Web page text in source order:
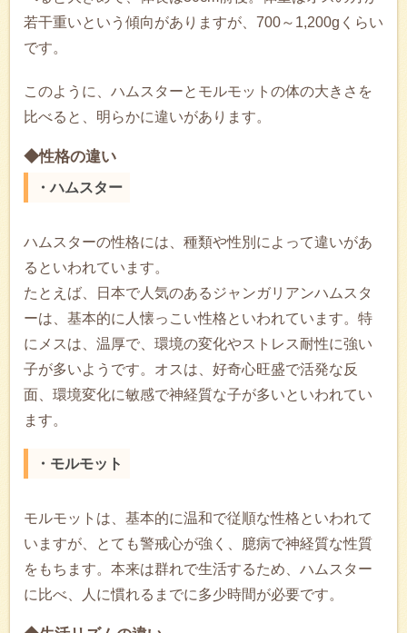
若干重いという傾向がありますが、700～1,200gくらい
です。
このように、ハムスターとモルモットの体の大きさを
比べると、明らかに違いがあります。
◆性格の違い
・ハムスター
ハムスターの性格には、種類や性別によって違いがあ
るといわれています。
たとえば、日本で人気のあるジャンガリアンハムスタ
ーは、基本的に人懐っこい性格といわれています。特
にメスは、温厚で、環境の変化やストレス耐性に強い
子が多いようです。オスは、好奇心旺盛で活発な反
面、環境変化に敏感で神経質な子が多いといわれてい
ます。
・モルモット
モルモットは、基本的に温和で従順な性格といわれて
いますが、とても警戒心が強く、臆病で神経質な性質
をもちます。本来は群れで生活するため、ハムスター
に比べ、人に慣れるまでに多少時間が必要です。